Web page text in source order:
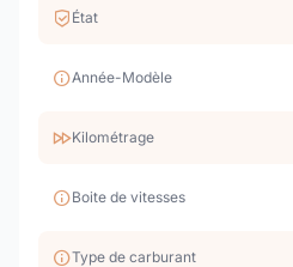
État
Année-Modèle
Kilométrage
Boite de vitesses
Type de carburant